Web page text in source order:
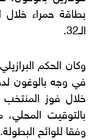
بطاقة حمراء
الـ32.
وكان الحكم
في وجه بالوغون
بالتوقيت المحلي،
وفقا للوائح البطولة.